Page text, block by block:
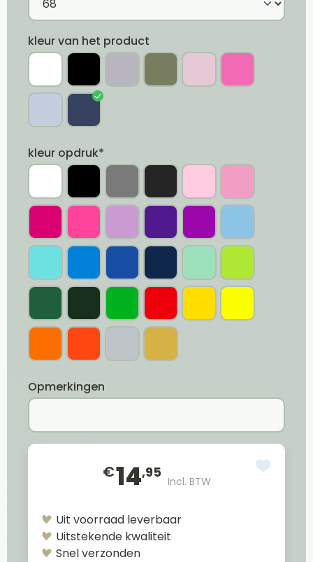
kleur van het product
kleur opdruk*
Opmerkingen
€14,95
Incl. BTW
Uit voorraad leverbaar
Uitstekende kwaliteit
Snel verzonden